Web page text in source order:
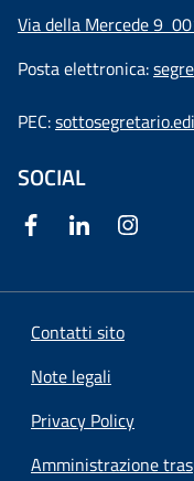
Via della Mercede 9
Posta elettronica:
PEC:
SOCIAL
Contatti sito
Note legali
Privacy Policy
Amministrazione